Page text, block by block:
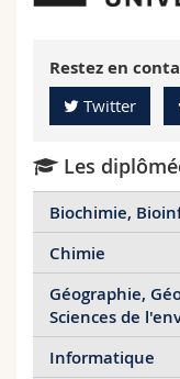
Restez en
Twitter
Les
Biochimie,
Les
Tugba Agaoglu
Gene
Chimie
Les
chimie
Géographie,
Sciences de
Les
Informatique